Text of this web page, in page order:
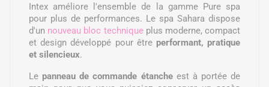
Intex améliore l'ensemble de la gamme Pure spa
pour plus de performances. Le spa Sahara dispose
d'un nouveau bloc techniqueplus moderne, compact
et design développé pour être performant, pratique
et silencieux.
Le panneau de commande étancheest à portée de